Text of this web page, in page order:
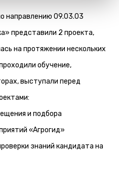
направлению 09.03.03
представили 2 проекта,
на протяжении нескольких
обучение,
выступали перед
и подбора
«Агрогид»
знаний кандидата на